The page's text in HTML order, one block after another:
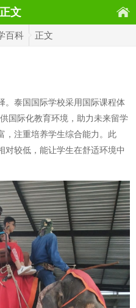
文
百科 正文
。泰国国际学校采用国际课程体
国际化教育环境，助力未来留学
，注重培养学生综合能力。此
对较低，能让学生在舒适环境中